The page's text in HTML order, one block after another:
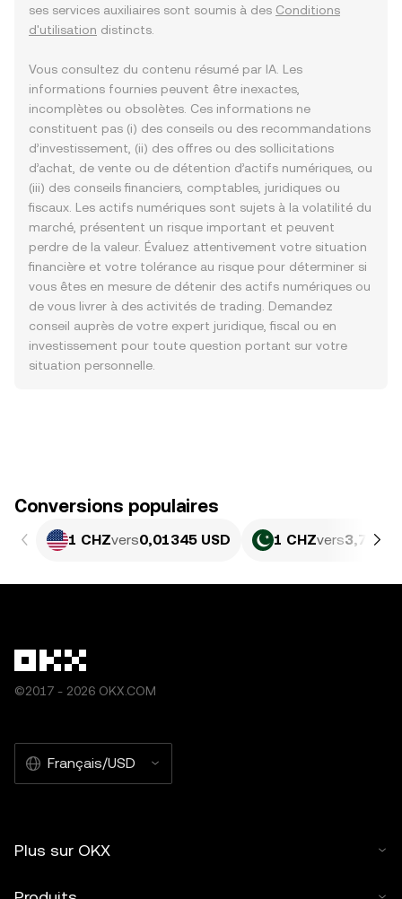
ses services auxiliaires sont soumis à des Conditions
d'utilisation distincts.
Vous consultez du contenu résumé par IA. Les
informations fournies peuvent être inexactes,
incomplètes ou obsolètes. Ces informations ne
constituent pas (i) des conseils ou des recommandations
d’investissement, (ii) des offres ou des sollicitations
d’achat, de vente ou de détention d’actifs numériques, ou
(iii) des conseils financiers, comptables, juridiques ou
fiscaux. Les actifs numériques sont sujets à la volatilité du
marché, présentent un risque important et peuvent
perdre de la valeur. Évaluez attentivement votre situation
financière et votre tolérance au risque pour déterminer si
vous êtes en mesure de détenir des actifs numériques ou
de vous livrer à des activités de trading. Demandez
conseil auprès de votre expert juridique, fiscal ou en
investissement pour toute question portant sur votre
situation personnelle.
Conversions populaires
1 CHZvers0,01345 USD 1 CHZvers3,737
©2017 - 2026 OKX.COM
Français/USD
Plus sur OKX